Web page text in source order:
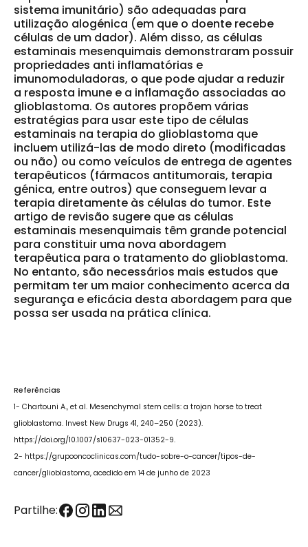
sistema imunitário) são adequadas para
utilização alogénica (em que o doente recebe
células de um dador). Além disso, as células
estaminais mesenquimais demonstraram possuir
propriedades anti inflamatórias e
imunomoduladoras, o que pode ajudar a reduzir
a resposta imune e a inflamação associadas ao
glioblastoma. Os autores propõemvárias
estratégias para usar este tipo de células
estaminais na terapia do glioblastoma que
incluem utilizá-las de modo direto (modificadas
ou não) ou como veículos de entrega de agentes
terapêuticos (fármacos antitumorais, terapia
génica, entre outros) que conseguem levar a
terapia diretamente às células do tumor. Este
artigo de revisão sugere que as células
estaminais mesenquimais têm grande potencial
para constituir uma nova abordagem
terapêutica para o tratamento do glioblastoma.
No entanto, são necessários mais estudos que
permitam ter um maior conhecimento acerca da
segurança e eficácia desta abordagem para que
possa ser usada na prática clínica.
Referências
1- Chartouni A., et al. Mesenchymal stem cells: a trojan horse to treat
glioblastoma. Invest New Drugs 41, 240–250 (2023).
https://doi.org/10.1007/s10637-023-01352-9.
2- https://grupooncoclinicas.com/tudo-sobre-o-cancer/tipos-de-
cancer/glioblastoma, acedido em 14 de junho de 2023
Partilhe: